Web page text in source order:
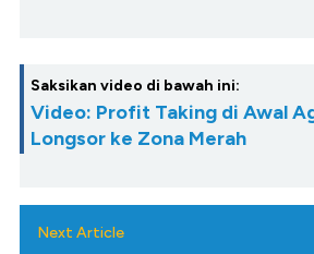
Saksikan video di bawah ini:
Video: Profit Taking di Awal
Longsor ke Zona Merah
Next Article